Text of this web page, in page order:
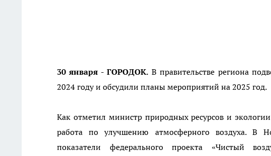
30 января - ГОРОДОК. В правительстве региона
2024 году и обсудили планы мероприятий на 2025 год.
Как отметил министр природных ресурсов и
работа по улучшению атмосферного воздуха. В
показатели федерального проекта «Чистый